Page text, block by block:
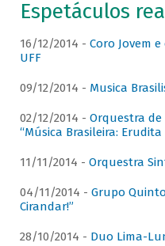
Espetáculos
16/12/2014 - Coro Jovem
UFF
09/12/2014 - Musica
02/12/2014 - Orquestra de
“Música Brasileira:
11/11/2014 - Orquestra
04/11/2014 - Grupo
Cirandar!”
28/10/2014 - Duo Lima-